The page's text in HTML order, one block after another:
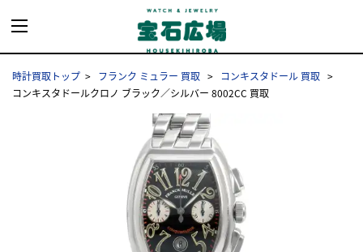
時計買取トップ フランク ミュラー 買取
コンキスタドール 買取
コンキスタドールクロノ ブラック／シルバー 8002CC 買取